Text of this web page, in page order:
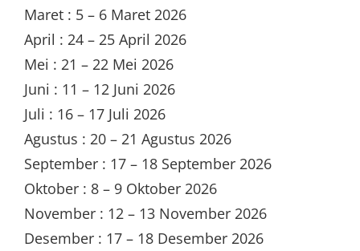
Maret : 5 – 6 Maret 2026
April : 24 – 25 April 2026
Mei : 21 – 22 Mei 2026
Juni : 11 – 12 Juni 2026
Juli : 16 – 17 Juli 2026
Agustus : 20 – 21 Agustus 2026
September : 17 – 18 September 2026
Oktober : 8 – 9 Oktober 2026
November : 12 – 13 November 2026
Desember : 17 – 18 Desember 2026